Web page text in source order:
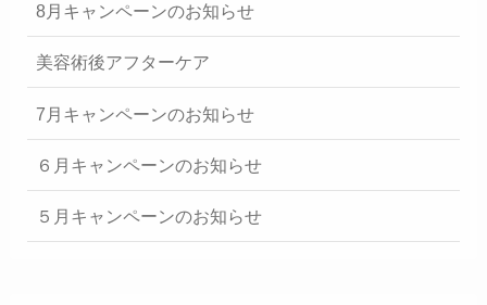
8月キャンペーンのお知らせ
美容術後アフターケア
7月キャンペーンのお知らせ
６月キャンペーンのお知らせ
５月キャンペーンのお知らせ